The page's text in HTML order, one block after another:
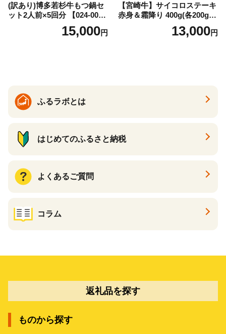
(訳あり)博多若杉牛もつ鍋セ
ット2人前×5回分 【024-002
15,000円
【宮崎牛】サイコロステーキ
赤身＆霜降り 400g(各200g×
１P 計2P) 真空パック 冷凍
13,000円
ふるラボとは
はじめてのふるさと納税
よくあるご質問
コラム
返礼品を探す
ものから探す